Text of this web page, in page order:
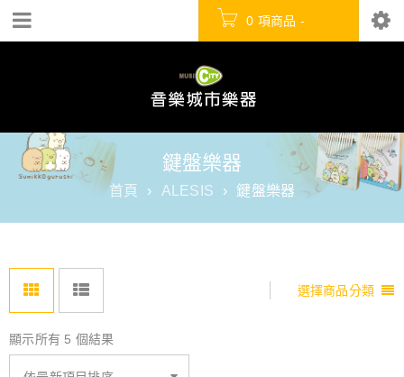
0 項商品 -
鍵盤樂器
首頁 › ALESIS › 鍵盤樂器
選擇商品分類
顯示所有 5 個結果